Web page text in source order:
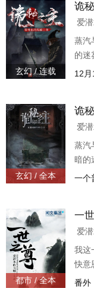
玄幻 / 连载
诡
爱
蒸汽
的迷
看
的传
12
玄幻 / 全本
诡
爱
蒸汽
暗的
睁
一个
都市 / 全本
一
爱
我这
快意
之后
番外